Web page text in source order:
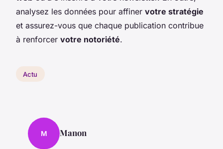
analysez les données pour affiner votre stratégie
et assurez-vous que chaque publication contribue
à renforcer votre notoriété.
Actu
M Manon